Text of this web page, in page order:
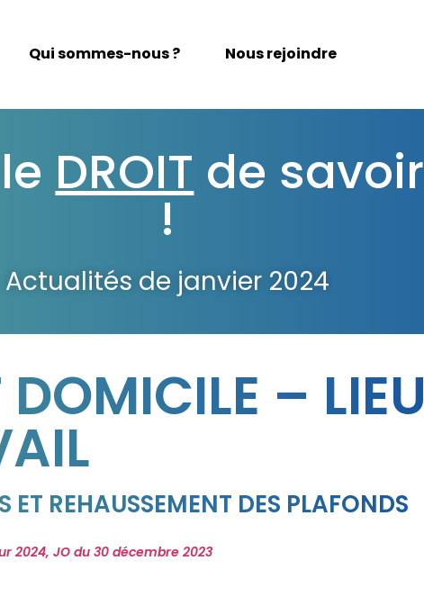
Qui sommes-nous ? Nous rejoindre
DROIT de savoir
!
Actualités de janvier 2024
– LIEU
REHAUSSEMENT DES PLAFONDS
2024, JO du 30 décembre 2023